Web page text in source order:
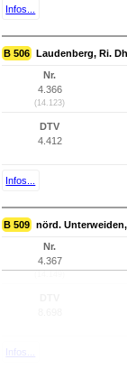
Infos...
B 506 Laudenberg, Ri.
Nr.
4.366
(14.123)
DTV
4.412
Infos...
B 509 nörd.
Nr.
4.367
Infos...